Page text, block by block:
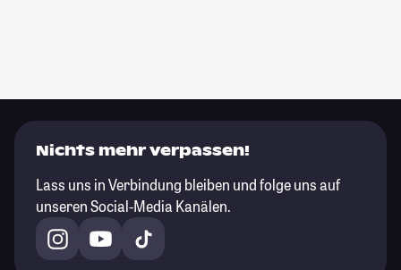
Nichts mehr verpassen!
Lass uns in Verbindung bleiben und folge uns auf
unseren Social-Media Kanälen.